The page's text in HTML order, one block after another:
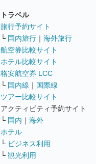
トラベル
旅行予約サイト
└ 国内旅行 ｜ 海外旅行
航空券比較サイト
ホテル比較サイト
格安航空券 LCC
└ 国内線 ｜ 国際線
ツアー比較サイト
アクティビティ予約サイト
└ 国内 ｜ 海外
ホテル
└ ビジネス利用
└ 観光利用